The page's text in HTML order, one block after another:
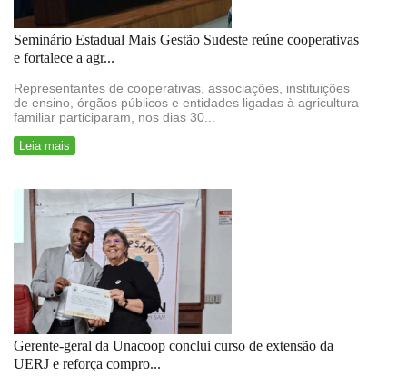
Seminário Estadual Mais Gestão Sudeste reúne cooperativas
e fortalece a agr...
Representantes de cooperativas, associações, instituições
de ensino, órgãos públicos e entidades ligadas à agricultura
familiar participaram, nos dias 30...
Leia mais
Gerente-geral da Unacoop conclui curso de extensão da
UERJ e reforça compro...